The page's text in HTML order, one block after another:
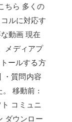
ちら 多くの
ルに対応す
動画 現在
メディアプ
ールする方
・質問内容
。 移動前 :
コミュニ
ダウンロー